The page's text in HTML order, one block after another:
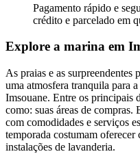
Pagamento rápido e
crédito e parcelado em
Explore a marina em
As praias e as surpreendentes
uma atmosfera tranquila para
Imsouane. Entre os principais
como: suas áreas de compras.
com comodidades e serviços
temporada costumam oferecer
instalações de lavanderia.